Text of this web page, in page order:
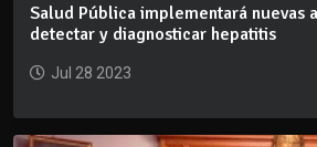
Salud Pública implementará nuevas
detectar y diagnosticar hepatitis
Jul 28 2023